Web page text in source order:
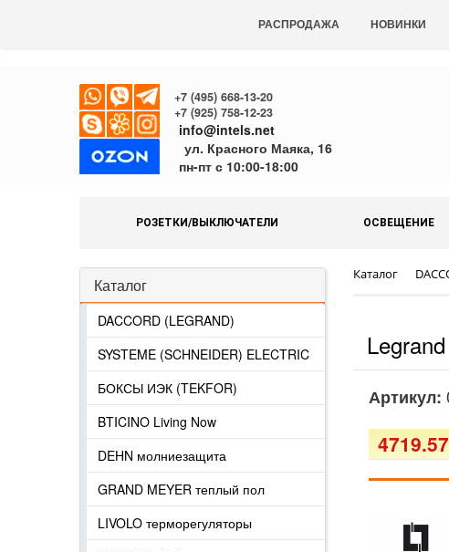
РАСПРОДАЖА НОВИНКИ
+7 (495) 668-13-20
+7 (925) 758-12-23
info@intels.net
ул. Красного Маяка, 16
пн-пт с 10:00-18:00
РОЗЕТКИ/ВЫКЛЮЧАТЕЛИ ОСВЕЩЕНИЕ
Каталог
DACCORD (LEGRAND)
SYSTEME (SCHNEIDER) ELECTRIC
БОКСЫ ИЭК (TEKFOR)
BTICINO Living Now
DEHN молниезащита
GRAND MEYER теплый пол
LIVOLO терморегуляторы
Каталог
Артикул: